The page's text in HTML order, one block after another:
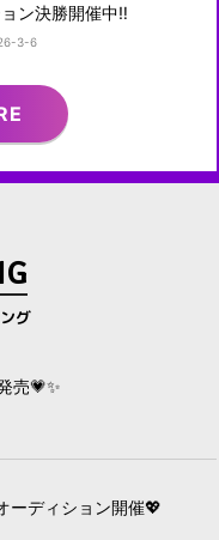
ョン決勝開催中‼︎
3-6
グ
売💗✨
ーディション開催💖